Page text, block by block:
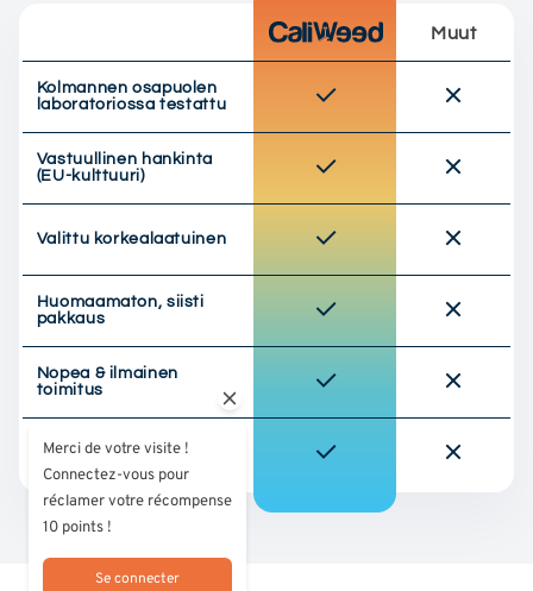
Muut
Kolmannen osapuolen
laboratoriossa testattu
Vastuullinen hankinta
(EU-kulttuuri)
Valittu korkealaatuinen
Huomaamaton, siisti
pakkaus
Nopea & ilmainen
toimitus
Kanta-asiakas- ja
Merci de votre visite !
Connectez-vous pour
réclamer votre récompense
10 points !
Se connecter